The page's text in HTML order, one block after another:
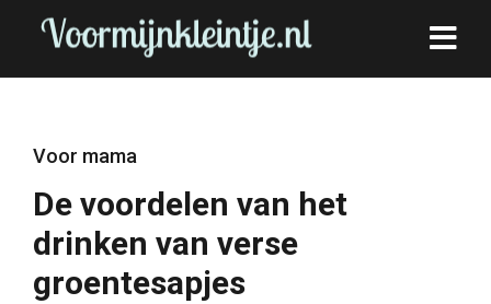
Voor mama
De voordelen van het
drinken van verse
groentesapjes